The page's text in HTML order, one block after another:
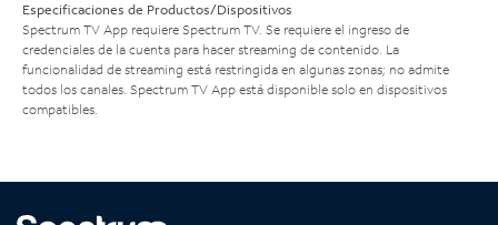
Especificaciones de Productos/Dispositivos
Spectrum TV App requiere Spectrum TV. Se requiere el ingreso de
credenciales de la cuenta para hacer streaming de contenido. La
funcionalidad de streaming está restringida en algunas zonas; no admite
todos los canales. Spectrum TV App está disponible solo en dispositivos
compatibles.